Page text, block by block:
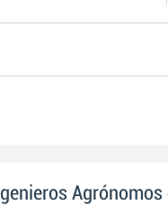
Agrónomos